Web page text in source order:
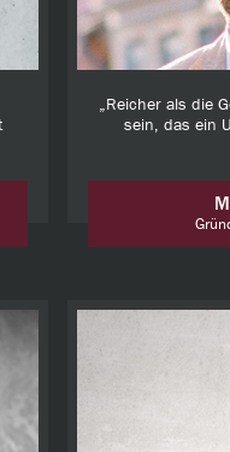
„Reicher als die
sein, das ein